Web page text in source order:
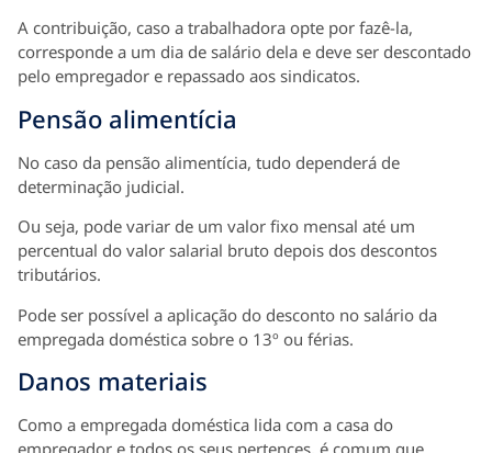
A contribuição, caso a trabalhadora opte por fazê-la,
corresponde a um dia de salário dela e deve ser descontado
pelo empregador e repassado aos sindicatos.
Pensão alimentícia
No caso da pensão alimentícia, tudo dependerá de
determinação judicial.
Ou seja, pode variar de um valor fixo mensal até um
percentual do valor salarial bruto depois dos descontos
tributários.
Pode ser possível a aplicação do desconto no salário da
empregada doméstica sobre o 13º ou férias.
Danos materiais
Como a empregada doméstica lida com a casa do
empregador e todos os seus pertences, é comum que